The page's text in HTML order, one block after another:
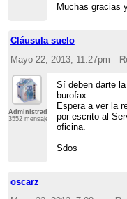
Muchas gracias
Cláusula suelo
Mayo 22, 2013; 11:27pm
Administrador
3552 mensajes
Sí deben darte
burofax.
Espera a ver la
por escrito al
oficina.
Sdos
oscarz